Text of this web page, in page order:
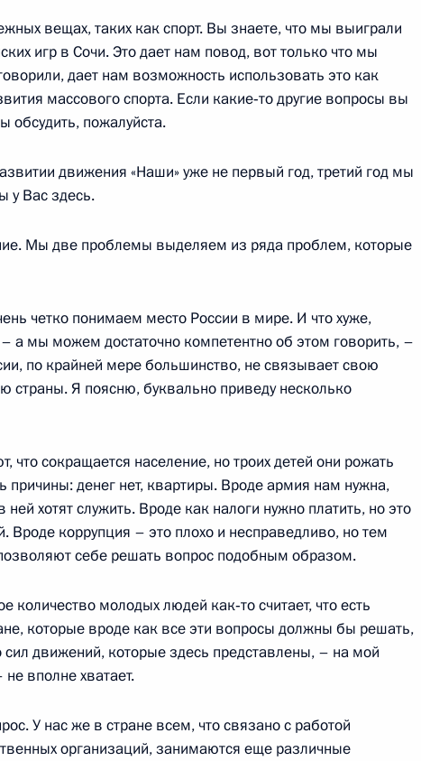
Кремль
Председателем Счетной палаты
Огарево
Совета Безопасности
общества в России
Кремль
с высшими офицерами
на вышестоящие должности
(специальных) званий
вещах, таких как спорт. Вы знаете, что мы выиграли
игр в Сочи. Это дает нам повод, вот только что мы
дает нам возможность использовать это как
массового спорта. Если какие‑то другие вопросы вы
обсудить, пожалуйста.
движения «Наши» уже не первый год, третий год мы
у Вас здесь.
Мы две проблемы выделяем из ряда проблем, которые
четко понимаем место России в мире. И что хуже,
а мы можем достаточно компетентно об этом говорить, –
по крайней мере большинство, не связывает свою
страны. Я поясню, буквально приведу несколько
сокращается население, но троих детей они рожать
причины: денег нет, квартиры. Вроде армия нам нужна,
хотят служить. Вроде как налоги нужно платить, но это
Вроде коррупция – это плохо и несправедливо, но тем
себе решать вопрос подобным образом.
количество молодых людей как‑то считает, что есть
которые вроде как все эти вопросы должны бы решать,
сил движений, которые здесь представлены, – на мой
вполне хватает.
У нас же в стране всем, что связано с работой
организаций, занимаются еще различные